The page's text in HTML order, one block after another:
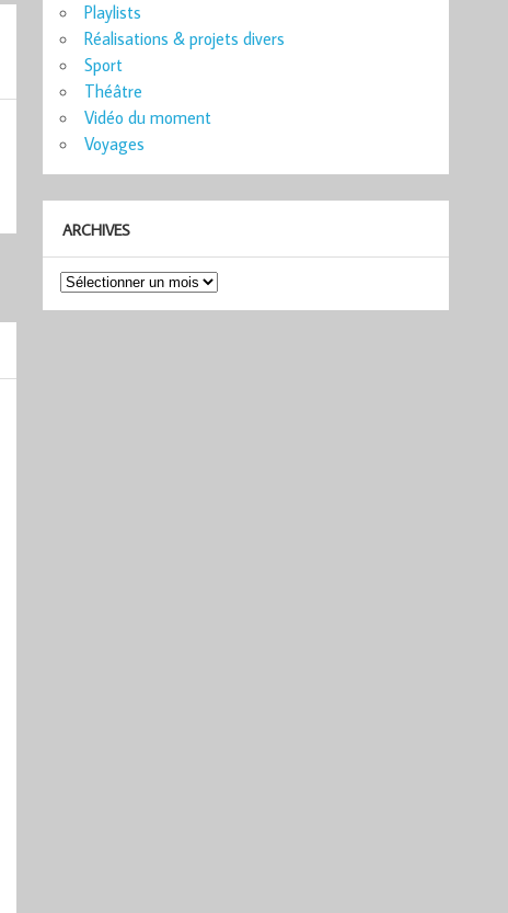
Playlists
Réalisations & projets divers
Sport
Théâtre
Vidéo du moment
Voyages
ARCHIVES
Archives